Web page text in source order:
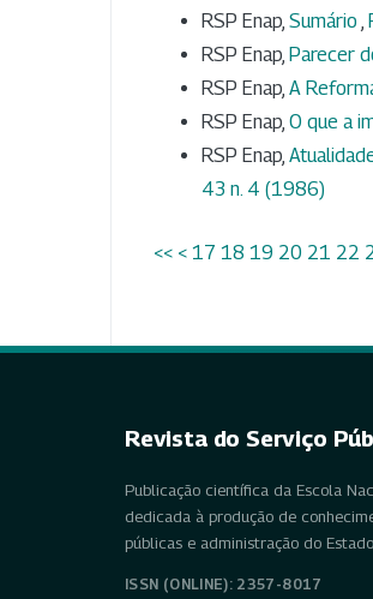
RSP Enap, Sumário
RSP Enap, Parecer
RSP Enap, A
RSP Enap, O que a
RSP Enap,
43 n. 4 (1986)
<< < 17 18 19 20 21 22
Revista do Serviço
Publicação científica da Escola
dedicada à produção de
públicas e administração do
ISSN (ONLINE): 2357-8017